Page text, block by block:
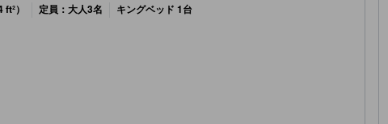
） 定員：大人3名 キングベッド 1台